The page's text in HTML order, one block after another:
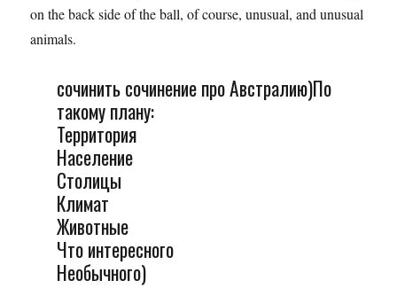
on the back side of the ball, of course, unusual, and unusual
animals.
сочинить сочинение про Австралию)По
такому плану:
Территория
Население
Столицы
Климат
Животные
Что интересного
Необычного)